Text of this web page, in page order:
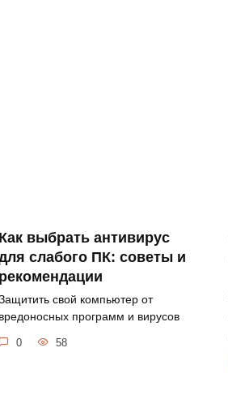
Как выбрать антивирус
слабого ПК: советы и
рекомендации
свой компьютер от
вредоносных программ и вирусов
0 58